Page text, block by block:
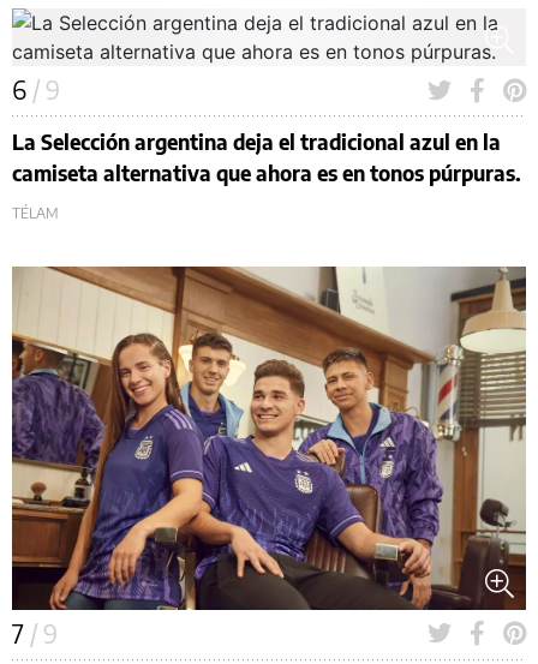
6 / 9
La Selección argentina deja el tradicional azul en la
camiseta alternativa que ahora es en tonos púrpuras.
TÉLAM
7 / 9